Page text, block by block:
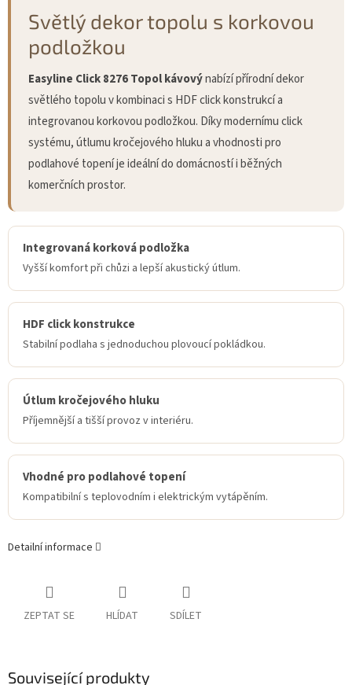
Světlý dekor topolu s korkovou
podložkou
Easyline Click 8276 Topol kávovýnabízí přírodní dekor
světlého topolu v kombinaci s HDF click konstrukcí a
integrovanou korkovou podložkou. Díky modernímu click
systému, útlumu kročejového hluku a vhodnosti pro
podlahové topení je ideální do domácností i běžných
komerčních prostor.
Integrovaná korková podložka
Vyšší komfort při chůzi a lepší akustický útlum.
HDF click konstrukce
Stabilní podlaha s jednoduchou plovoucí pokládkou.
Útlum kročejového hluku
Příjemnější a tišší provoz v interiéru.
Vhodné pro podlahové topení
Kompatibilní s teplovodním i elektrickým vytápěním.
Detailní informace
ZEPTAT SE HLÍDAT SDÍLET
Související produkty